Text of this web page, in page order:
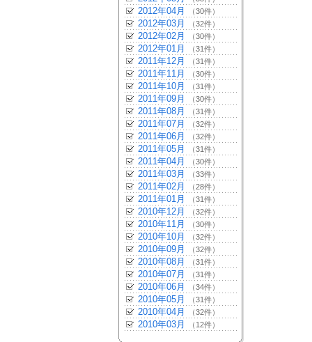
2012年04月 （30件）
2012年03月 （32件）
2012年02月 （30件）
2012年01月 （31件）
2011年12月 （31件）
2011年11月 （30件）
2011年10月 （31件）
2011年09月 （30件）
2011年08月 （31件）
2011年07月 （32件）
2011年06月 （32件）
2011年05月 （31件）
2011年04月 （30件）
2011年03月 （33件）
2011年02月 （28件）
2011年01月 （31件）
2010年12月 （32件）
2010年11月 （30件）
2010年10月 （32件）
2010年09月 （32件）
2010年08月 （31件）
2010年07月 （31件）
2010年06月 （34件）
2010年05月 （31件）
2010年04月 （32件）
2010年03月 （12件）